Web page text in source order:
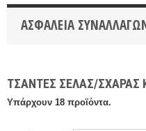
ΑΣΦΆΛΕΙΑ
ΤΣΑΝΤΕΣ ΣΕΛΑΣ/ΣΧΑΡΑΣ
Υπάρχουν 18 προϊόντα.